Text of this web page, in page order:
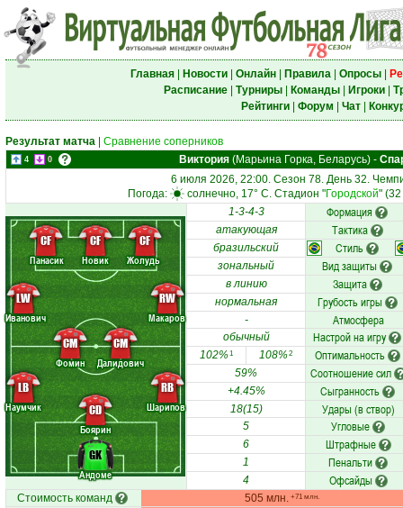
Главная| Новости| Онлайн| Правила| Опросы|
Расписание| Турниры| Команды| Игроки|
Рейтинги| Форум Чат|
Результат матча Сравнение соперников
4 0 Виктория (Марьина Горка, Беларусь) -
6 июля 2026, 22:00. Сезон 78. День 32.
Погода:
солнечно, 17° C. Стадион "Городской"
Андоме
Наумчик
Боярин
Шарипов
Иванович
Фомин Далидович
Макаров
Панасик Новик Жолудь
GK
LB
CD
RB
LW
CM CM
RW
CF CF CF
1-3-4-3 Формация
атакующая Тактика
бразильский Стиль
зональный Вид защиты
в линию Защита
нормальная Грубость игры
- Атмосфера
обычный Настрой на игру
102%1 108%2 Оптимальность
59% Соотношение сил
+4.45% Сыгранность
18(15) Удары (в створ)
5 Угловые
6 Штрафные
1 Пенальти
4 Офсайды
Стоимость команд 505 млн. +71 млн.